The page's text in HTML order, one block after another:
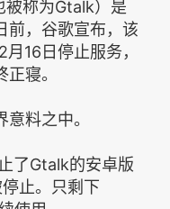
被称为Gtalk）是
前，谷歌宣布，该
16日停止服务，
寝。
料之中。
了Gtalk的安卓版
止。只剩下